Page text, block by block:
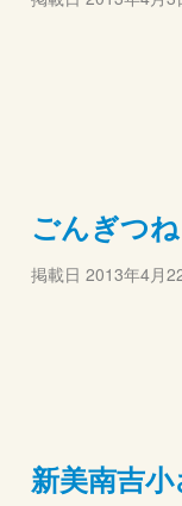
ごんぎつね
掲載日 2013年4月
新美南吉